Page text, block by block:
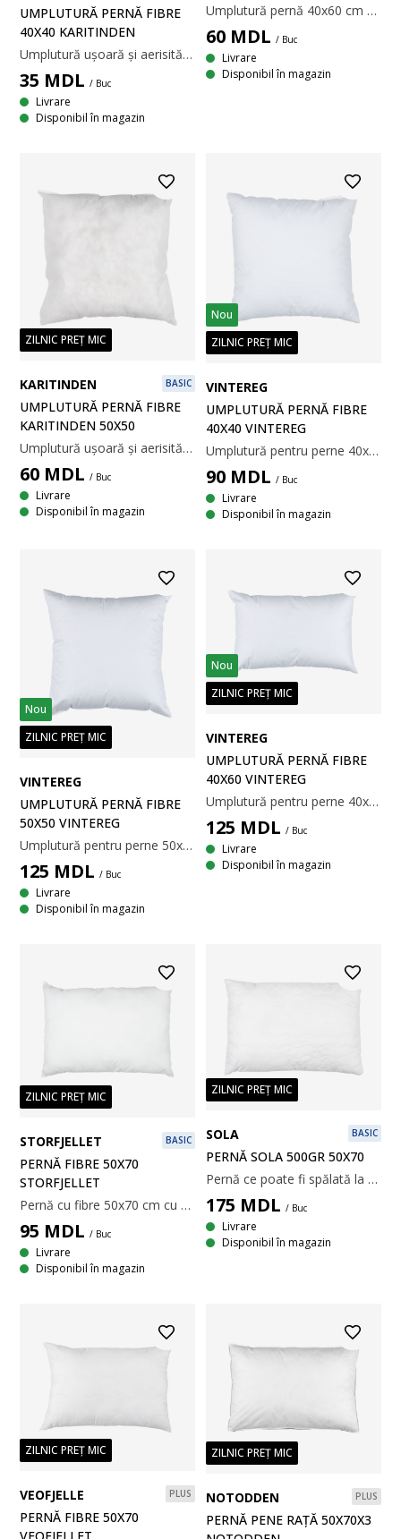
UMPLUTURĂ PERNĂ FIBRE
40X40 KARITINDEN
Umplutură ușoară și aerisită din 100% fibră goală spiralată de poliester siliconizat, 200 g. Țesătură din 100% polipropilenă. Temperatură spălare: 40°C. 40x40 cm
35 MDL / Buc
Livrare
Disponibil în magazin
Umplutură pernă 40x60 cm ușoară și aerisită din 100% fibră goală spiralată de poliester siliconizat (100% reciclat), 330 g. Țesătură din 100% polipropilenă. Temperatură spălare: 40°C.
60 MDL / Buc
Livrare
Disponibil în magazin
ZILNIC PREȚ MIC
KARITINDEN BASIC
UMPLUTURĂ PERNĂ FIBRE
KARITINDEN 50X50
Umplutură ușoară și aerisită din 100% fibră goală spiralată, de poliester siliconizat, 330 g. Țesătură din 100% polipropilenă. Temperatură spălare: 50°C. 50x50 cm
60 MDL / Buc
Livrare
Disponibil în magazin
Nou
ZILNIC PREȚ MIC
VINTEREG
UMPLUTURĂ PERNĂ FIBRE
40X40 VINTEREG
Umplutură pentru perne 40x40 cm moale și ușoară din fibră goală siliconizată de poliester reciclat, 300 g. Țesătură din 100% bumbac. Temperatură spălare: 60°C.
90 MDL / Buc
Livrare
Disponibil în magazin
Nou
ZILNIC PREȚ MIC
VINTEREG
UMPLUTURĂ PERNĂ FIBRE
50X50 VINTEREG
Umplutură pentru perne 50x50 cm moale și ușoară din fibră goală siliconizată de poliester reciclat, 450 g. Țesătură din 100% bumbac. Temperatură spălare: 60°C.
125 MDL / Buc
Livrare
Disponibil în magazin
Nou
ZILNIC PREȚ MIC
VINTEREG
UMPLUTURĂ PERNĂ FIBRE
40X60 VINTEREG
Umplutură pentru perne 40x60 cm moale și ușoară din fibră goală siliconizată de poliester reciclat, 450 g. Țesătură din 100% bumbac. Temperatură spălare: 60°C.
125 MDL / Buc
Livrare
Disponibil în magazin
ZILNIC PREȚ MIC
STORFJELLET BASIC
PERNĂ FIBRE 50X70
STORFJELLET
Pernă cu fibre 50x70 cm cu umplutură ușoară din fibră goală de poliester (100% reciclată), 450 g. Țesătură moale din microfibră 100% poliester. Temperatură spălare: 60°C.
95 MDL / Buc
Livrare
Disponibil în magazin
ZILNIC PREȚ MIC
SOLA BASIC
PERNĂ SOLA 500GR 50X70
Pernă ce poate fi spălată la temperatură mare, cu umplutură ușoară și aerisită din fibră goală spiralată, de poliester siliconizat, 500 g. Matlasată, cu țesătură din 100% microfibră de poliester. Temperatură spălare: 95°C. 50x70 cm
175 MDL / Buc
Livrare
Disponibil în magazin
ZILNIC PREȚ MIC
VEOFJELLE PLUS
PERNĂ FIBRE 50X70
ZILNIC PREȚ MIC
NOTODDEN PLUS
PERNĂ PENE RAȚĂ 50X70X3